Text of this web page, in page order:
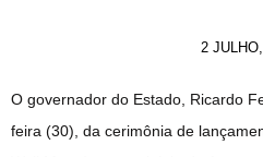
2
O governador do Estado, Ricardo
feira (30), da cerimônia de